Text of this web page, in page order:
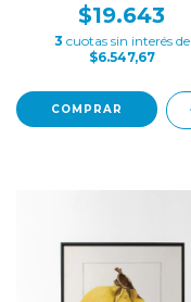
$19.643
3 cuotas sin interés de
$6.547,67
COMPRAR